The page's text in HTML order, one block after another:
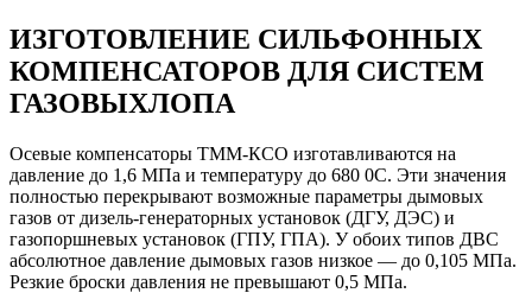
ИЗГОТОВЛЕНИЕ СИЛЬФОННЫХ
КОМПЕНСАТОРОВ ДЛЯ СИСТЕМ
ГАЗОВЫХЛОПА
Осевые компенсаторы ТММ-КСО изготавливаются на
давление до 1,6 МПа и температуру до 680 0С. Эти значения
полностью перекрывают возможные параметры дымовых
газов от дизель-генераторных установок (ДГУ, ДЭС) и
газопоршневых установок (ГПУ, ГПА). У обоих типов ДВС
абсолютное давление дымовых газов низкое — до 0,105 МПа.
Резкие броски давления не превышают 0,5 МПа.